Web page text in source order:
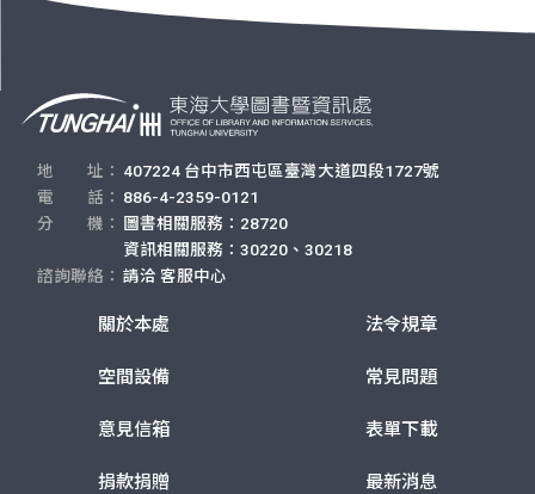
地 址： 407224 台中市西屯區臺灣大道四段1727號
電 話： 886-4-2359-0121
分 機：
圖書相關服務：28720
資訊相關服務：30220、30218
諮詢聯絡： 請洽 客服中心
關於本處
空間設備
意見信箱
捐款捐贈
法令規章
常見問題
表單下載
最新消息